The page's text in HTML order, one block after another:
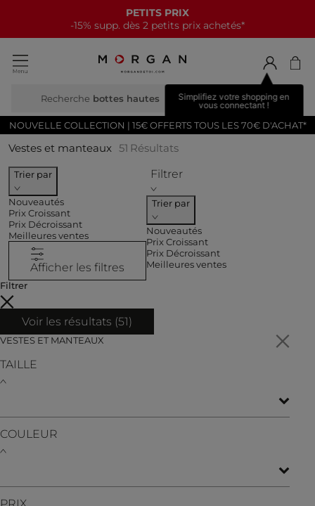
NOUVELLE COLLECTION
15€ offerts tous les 70€*
Simplifiez votre shopping en
vous connectant !
Recherche m
NOUVELLE COLLECTION | 15€ OFFERTS TOUS LES 70€ D'ACHAT*
Vestes et manteaux 51 Résultats
Trier par
Nouveautés
Prix Croissant
Prix Décroissant
Meilleures ventes
Afficher les filtres
Filtrer
Trier par
Nouveautés
Prix Croissant
Prix Décroissant
Meilleures ventes
Filtrer
Voir les résultats (51)
VESTES ET MANTEAUX
TAILLE
COULEUR